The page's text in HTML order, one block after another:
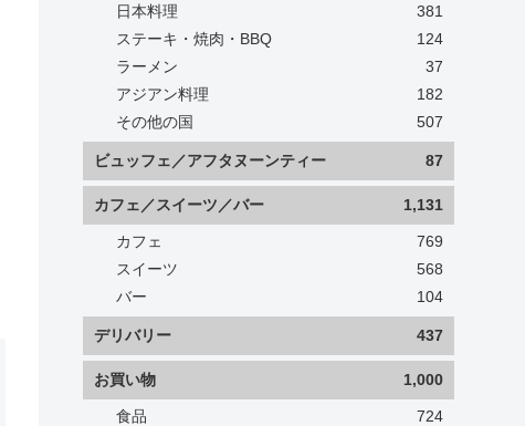
日本料理
381
ステーキ・焼肉・BBQ
124
ラーメン
37
アジアン料理
182
その他の国
507
ビュッフェ／アフタヌーンティー 87
カフェ／スイーツ／バー 1,131
カフェ
769
スイーツ
568
バー
104
デリバリー 437
お買い物 1,000
食品
724